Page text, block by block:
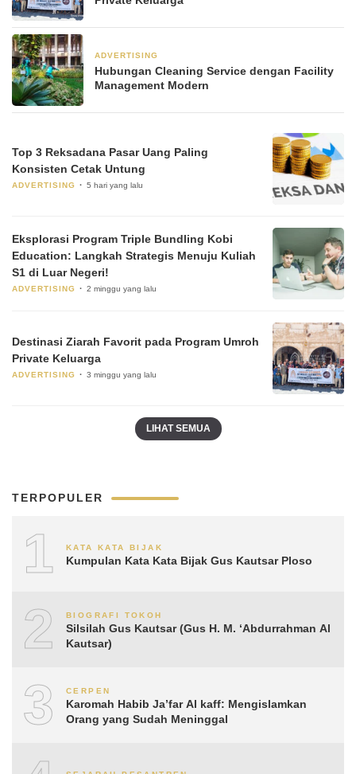
ADVERTISING
Hubungan Cleaning Service dengan Facility
Management Modern
Top 3 Reksadana Pasar Uang Paling
Konsisten Cetak Untung
ADVERTISING 5 hari yang lalu
Eksplorasi Program Triple Bundling Kobi
Education: Langkah Strategis Menuju Kuliah
S1 di Luar Negeri!
ADVERTISING 2 minggu yang lalu
Destinasi Ziarah Favorit pada Program Umroh
Private Keluarga
ADVERTISING 3 minggu yang lalu
LIHAT SEMUA
TERPOPULER
1 KATA KATA BIJAK
Kumpulan Kata Kata Bijak Gus Kautsar Ploso
2 BIOGRAFI TOKOH
Silsilah Gus Kautsar (Gus H. M. ‘Abdurrahman Al
Kautsar)
3 CERPEN
Karomah Habib Ja’far Al kaff: Mengislamkan
Orang yang Sudah Meninggal